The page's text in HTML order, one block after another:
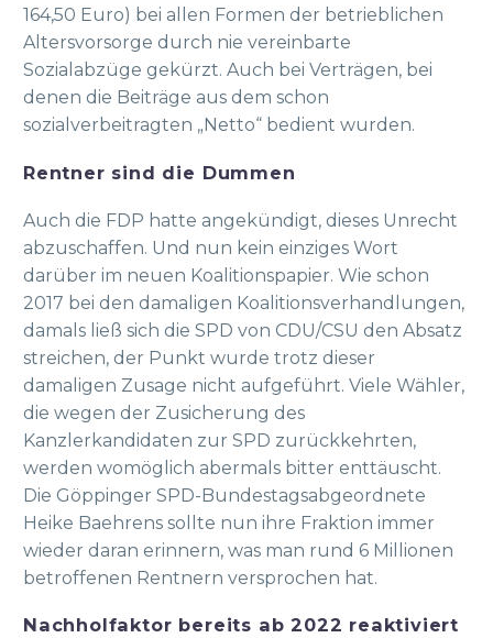
164,50 Euro) bei allen Formen der betrieblichen
Altersvorsorge durch nie vereinbarte
Sozialabzüge gekürzt. Auch bei Verträgen, bei
denen die Beiträge aus dem schon
sozialverbeitragten „Netto“ bedient wurden.
Rentner sind die Dummen
Auch die FDP hatte angekündigt, dieses Unrecht
abzuschaffen. Und nun kein einziges Wort
darüber im neuen Koalitionspapier. Wie schon
2017 bei den damaligen Koalitionsverhandlungen,
damals ließ sich die SPD von CDU/CSU den Absatz
streichen, der Punkt wurde trotz dieser
damaligen Zusage nicht aufgeführt. Viele Wähler,
die wegen der Zusicherung des
Kanzlerkandidaten zur SPD zurückkehrten,
werden womöglich abermals bitter enttäuscht.
Die Göppinger SPD-Bundestagsabgeordnete
Heike Baehrens sollte nun ihre Fraktion immer
wieder daran erinnern, was man rund 6 Millionen
betroffenen Rentnern versprochen hat.
Nachholfaktor bereits ab 2022 reaktiviert